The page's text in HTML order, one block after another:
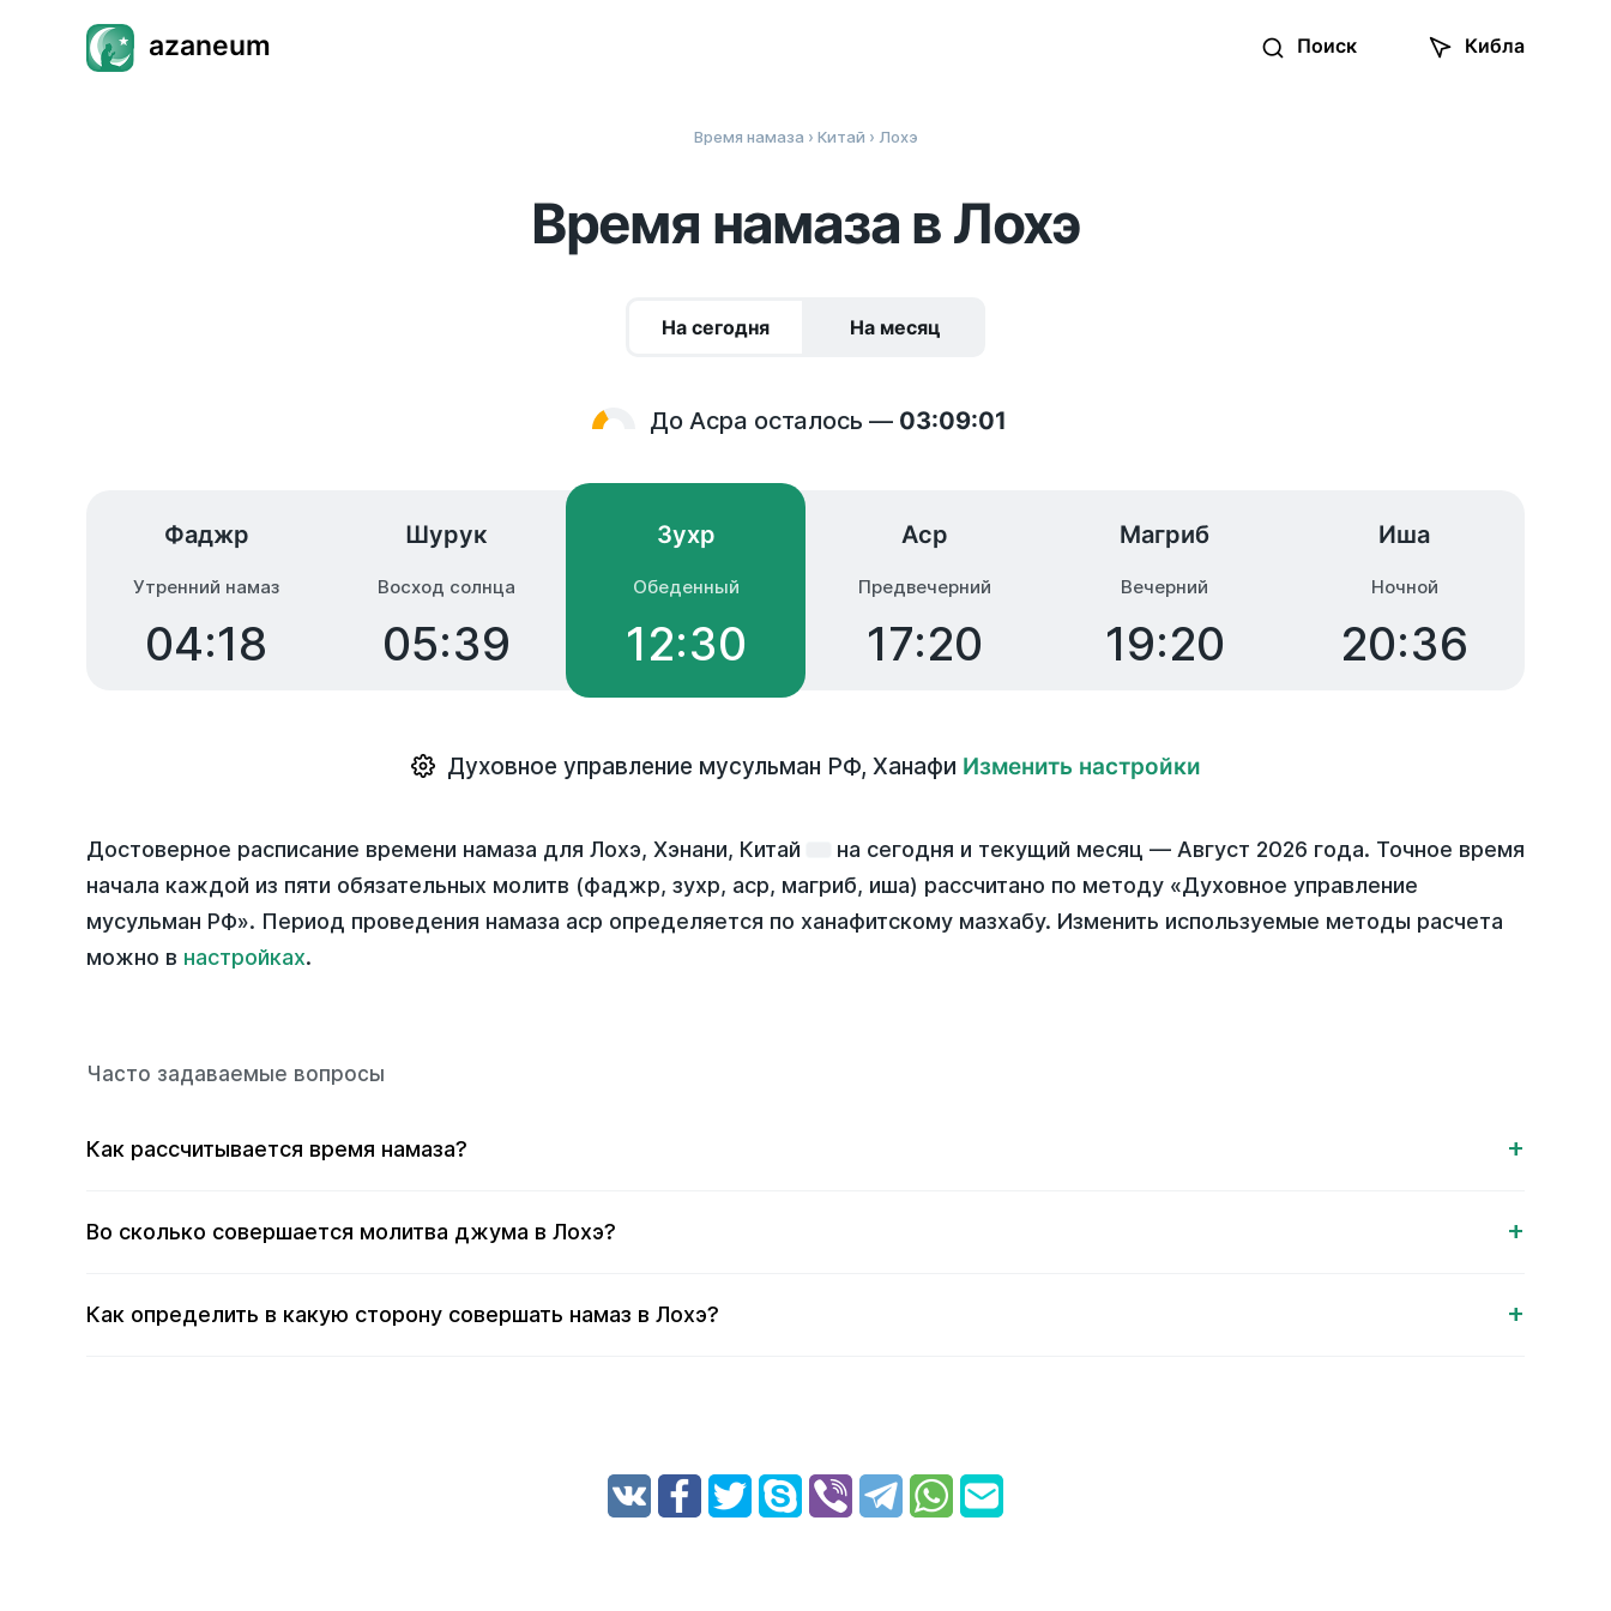
azaneum Поиск Кибла
Время намаза › Китай › Лохэ
Время намаза в Лохэ
На сегодня На месяц
До Асра осталось — 03:09:01
Фаджр
Утренний намаз
04:18
Шурук
Восход солнца
05:39
Зухр
Обеденный
12:30
Аср
Предвечерний
17:20
Магриб
Вечерний
19:20
Иша
Ночной
20:36
Духовное управление мусульман РФ, Ханафи Изменить настройки
Достоверное расписание времени намаза для Лохэ, Хэнани, Китай на сегодня и текущий месяц — Август 2026 года. Точное время
начала каждой из пяти обязательных молитв (фаджр, зухр, аср, магриб, иша) рассчитано по методу «Духовное управление
мусульман РФ». Период проведения намаза аср определяется по ханафитскому мазхабу. Изменить используемые методы расчета
можно в настройках.
Часто задаваемые вопросы
Как рассчитывается время намаза?
Во сколько совершается молитва джума в Лохэ?
Как определить в какую сторону совершать намаз в Лохэ?